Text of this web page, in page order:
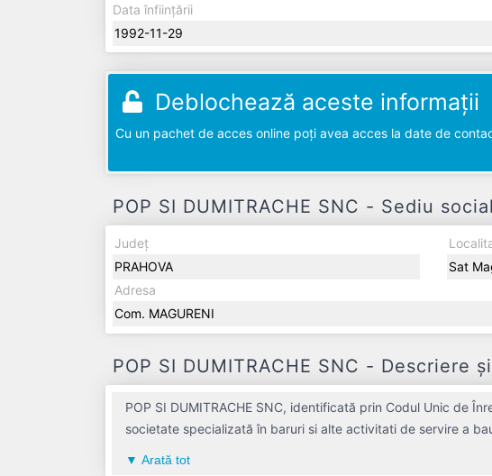
Data înființării
1992-11-29
Deblochează aceste informații
Cu un pachet de acces online poți avea acces la date de
POP SI DUMITRACHE SNC - Sediu
Județ
PRAHOVA
Sat
Adresa
Com. MAGURENI
POP SI DUMITRACHE SNC - Descriere
POP SI DUMITRACHE SNC, identificată prin Codul Unic de
societate specializată în baruri si alte activitati de servire a
Arată tot